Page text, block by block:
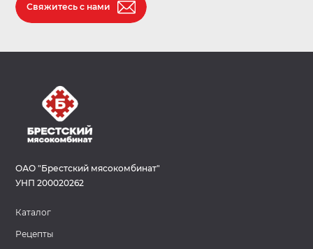
Свяжитесь с нами
ОАО "Брестский мясокомбинат"
УНП 200020262
Каталог
Рецепты